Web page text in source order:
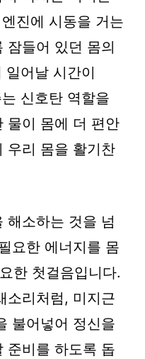
진에 시동을 거는
잠들어 있던 몸의
일어날 시간이
신호탄 역할을
물이 몸에 더 편안
우리 몸을 활기찬
해소하는 것을 넘
요한 에너지를 몸
한 첫걸음입니다.
소리처럼, 미지근
불어넣어 정신을
준비를 하도록 돕